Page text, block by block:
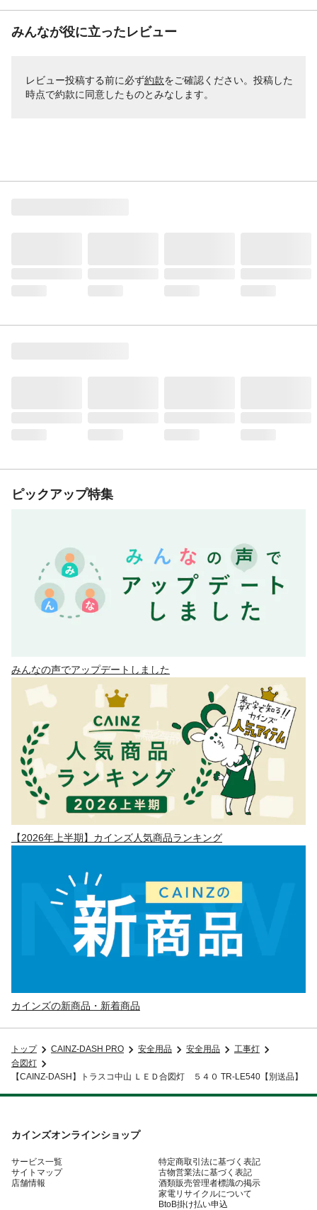
みんなが役に立ったレビュー
レビュー投稿する前に必ず約款をご確認ください。投稿した
時点で約款に同意したものとみなします。
ピックアップ特集
みんなの声でアップデートしました
【2026年上半期】カインズ人気商品ランキング
カインズの新商品・新着商品
トップ CAINZ-DASH PRO 安全用品 安全用品
工事灯
合図灯
【CAINZ-DASH】トラスコ中山 ＬＥＤ合図灯 ５４０ TR-LE540【別送品】
カインズオンラインショップ
サービス一覧
サイトマップ
店舗情報
特定商取引法に基づく表記
古物営業法に基づく表記
酒類販売管理者標識の掲示
家電リサイクルについて
BtoB掛け払い申込